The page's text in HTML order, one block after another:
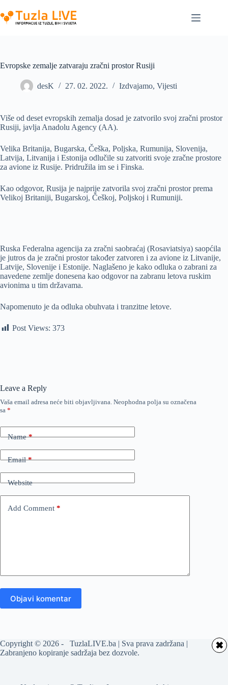
to
content
Evropske zemalje zatvaraju zračni prostor Rusiji
desK 27. 02. 2022. Izdvajamo, Vijesti
Više od deset evropskih zemalja​​​​​​​ dosad je zatvorilo svoj zračni prostor
Rusiji, javlja Anadolu Agency (AA).
Velika Britanija, Bugarska, Češka, Poljska, Rumunija, Slovenija,
Latvija, Litvanija i Estonija odlučile su zatvoriti svoje zračne prostore
za avione iz Rusije. Pridružila im se i Finska.
Kao odgovor, Rusija je najprije zatvorila svoj zračni prostor prema
Velikoj Britaniji, Bugarskoj, Češkoj, Poljskoj i Rumuniji.
Ruska Federalna agencija za zračni saobraćaj (Rosaviatsiya) saopćila
je jutros da je zračni prostor također zatvoren i za avione iz Litvanije,
Latvije, Slovenije i Estonije. Naglašeno je kako odluka o zabrani za
navedene zemlje donesena kao odgovor na zabranu letova ruskim
avionima u tim državama.
Napomenuto je da odluka obuhvata i tranzitne letove.
Post Views: 373
Leave a Reply
Vaša email adresa neće biti objavljivana. Neophodna polja su označena
sa *
Name*
Email*
Website
Add Comment *
Objavi komentar
Copyright © 2026 - TuzlaLIVE.ba | Sva prava zadržana |
Zabranjeno kopiranje sadržaja bez dozvole.
✖